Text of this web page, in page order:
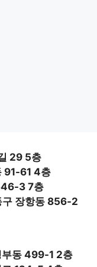
29 5층
91-61 4층
3 7층
구 장항동 856-2
부동 499-1 2층